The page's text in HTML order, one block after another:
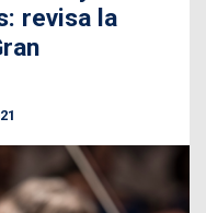
revisa la